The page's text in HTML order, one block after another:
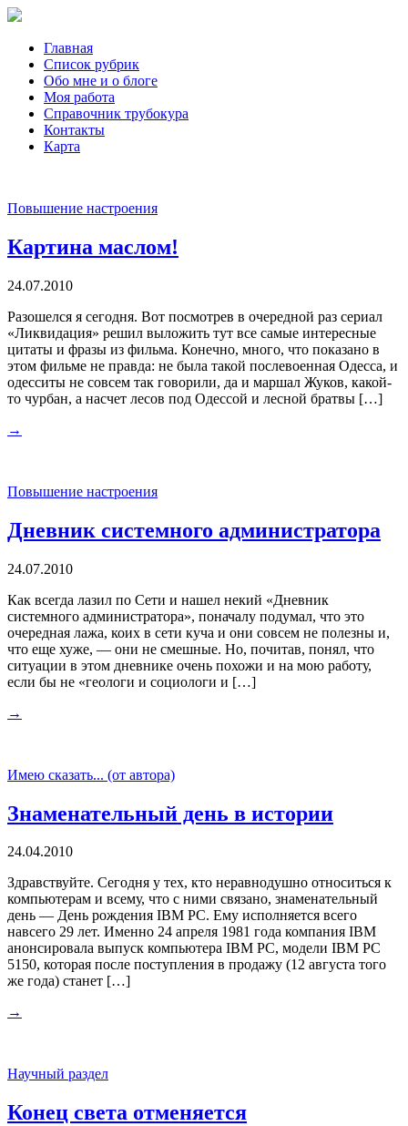
Главная
Список рубрик
Обо мне и о блоге
Моя работа
Справочник трубокура
Контакты
Карта
Повышение настроения
Картина маслом!
24.07.2010
Разошелся я сегодня. Вот посмотрев в очередной раз сериал
«Ликвидация» решил выложить тут все самые интересные
цитаты и фразы из фильма. Конечно, много, что показано в
этом фильме не правда: не была такой послевоенная Одесса, и
одесситы не совсем так говорили, да и маршал Жуков, какой-
то чурбан, а насчет лесов под Одессой и лесной братвы […]
→
Повышение настроения
Дневник системного администратора
24.07.2010
Как всегда лазил по Сети и нашел некий «Дневник
системного администратора», поначалу подумал, что это
очередная лажа, коих в сети куча и они совсем не полезны и,
что еще хуже, — они не смешные. Но, почитав, понял, что
ситуации в этом дневнике очень похожи и на мою работу,
если бы не «геологи и социологи и […]
→
Имею сказать... (от автора)
Знаменательный день в истории
24.04.2010
Здравствуйте. Сегодня у тех, кто неравнодушно относиться к
компьютерам и всему, что с ними связано, знаменательный
день — День рождения IBM PC. Ему исполняется всего
навсего 29 лет. Именно 24 апреля 1981 года компания IBM
анонсировала выпуск компьютера IBM PC, модели IBM PC
5150, которая после поступления в продажу (12 августа того
же года) станет […]
→
Научный раздел
Конец света отменяется